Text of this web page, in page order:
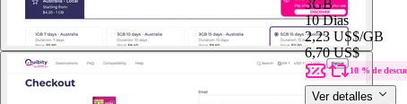
3GB
10 Dias
2,23 US$/GB
6,70 US$
10 % de
Ver detalles